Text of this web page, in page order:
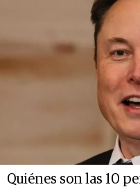
Quiénes son las 10